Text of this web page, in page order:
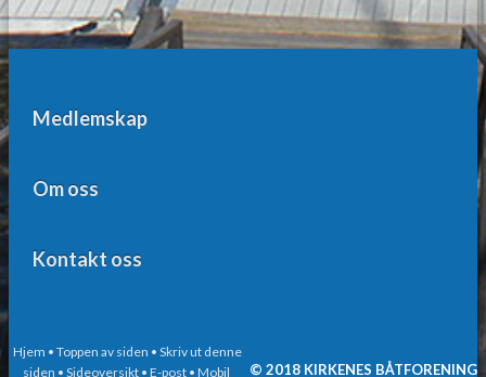
Medlemskap
Om oss
Kontakt oss
© 2018 KIRKENES BÅTFORENING
Hjem • Toppen av siden • Skriv ut denne
siden • Sideoversikt • E-post • Mobil